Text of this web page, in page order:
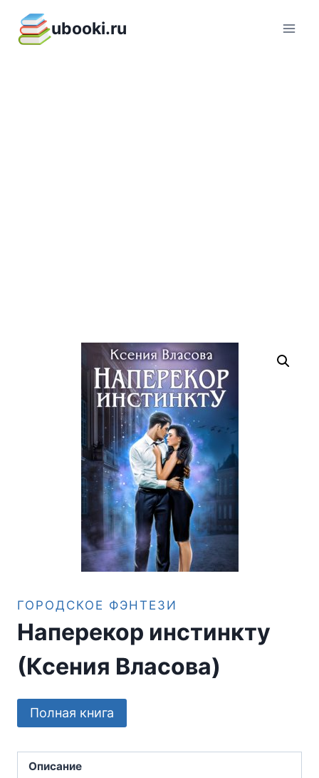
содержимому
ubooki.ru
ГОРОДСКОЕ ФЭНТЕЗИ
Наперекор инстинкту
(Ксения Власова)
Полная книга
Описание